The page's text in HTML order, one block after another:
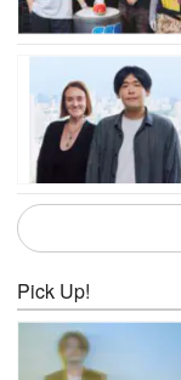
Pick Up!